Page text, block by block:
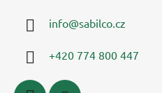
info@sabilco.cz
+420 774 800 447